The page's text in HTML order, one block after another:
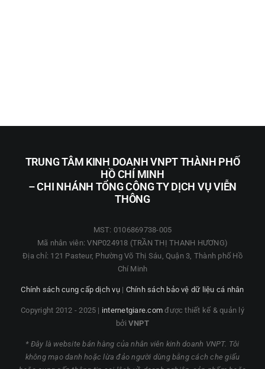
TRUNG TÂM KINH DOANH VNPT THÀNH PHỐ
HỒ CHÍ MINH
– CHI NHÁNH TỔNG CÔNG TY DỊCH VỤ VIỄN
THÔNG
MST: 0106869738-005
Mã nhân viên: VNP024918 (TRẦN THỊ THANH HƯƠNG)
Địa chỉ: 121 Pasteur, Phường Võ Thị Sáu, Quận 3, Thành phố Hồ
Chí Minh
Chính sách cung cấp dịch vụ| Chính sách bảo vệ dữ liệu cá nhân
Copyright 2012 - 2025 | internetgiare.com được thiết kế & quản lý
bởi VNPT
* Đây là website bán hàng của nhân viên kinh doanh VNPT. Tôi
không mạo danh hoặc lừa đảo người dùng bằng cách che giấu